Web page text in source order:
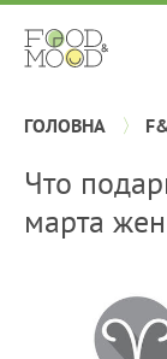
ГОЛОВНА
Что
марта